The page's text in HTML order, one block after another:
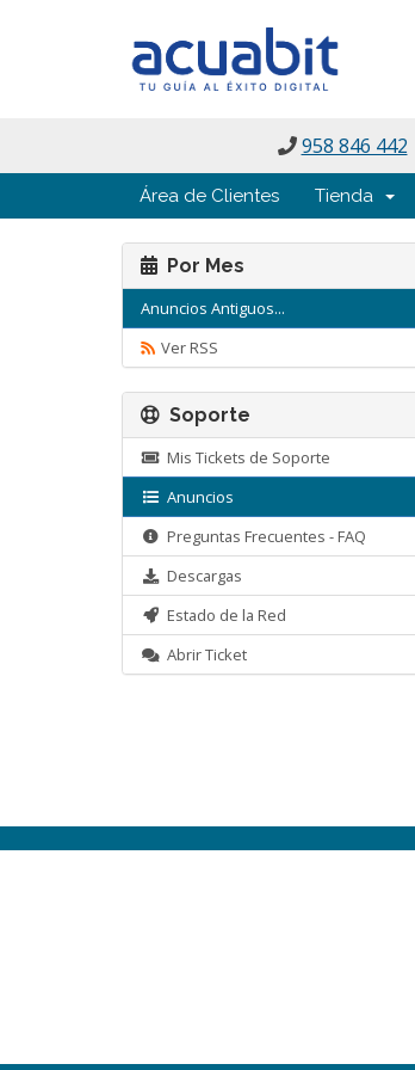
958 846 442
Área de Clientes Tienda
Por Mes
Anuncios Antiguos...
Ver RSS
Soporte
Mis Tickets de Soporte
Anuncios
Preguntas Frecuentes - FAQ
Descargas
Estado de la Red
Abrir Ticket